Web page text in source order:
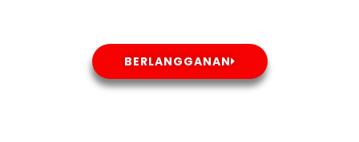
BERLANGGANAN